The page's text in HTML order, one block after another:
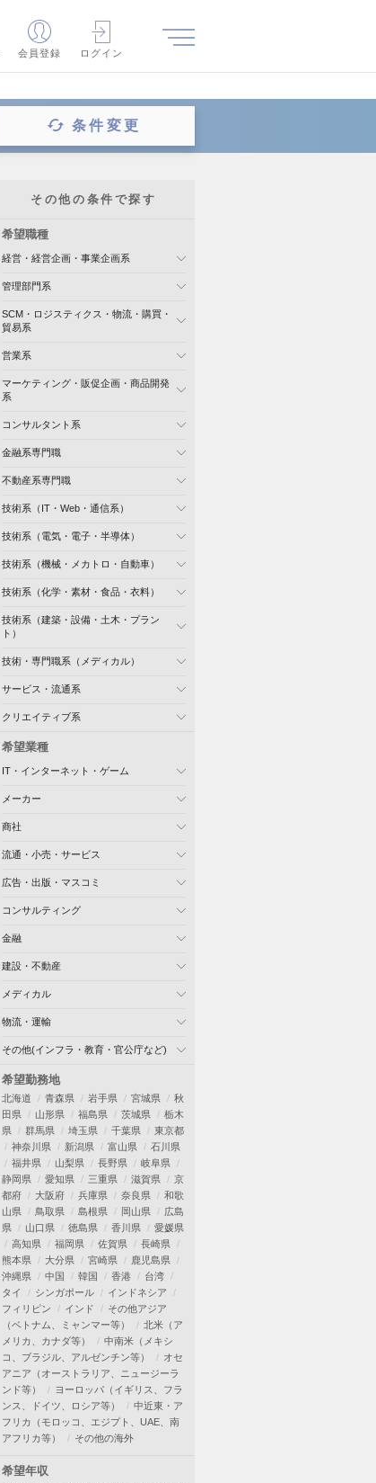
会員登録 ログイン
条件変更
その他の条件で探す
希望職種
経営・経営企画・事業企画系
管理部門系
SCM・ロジスティクス・物流・購買・
貿易系
営業系
マーケティング・販促企画・商品開発
系
コンサルタント系
金融系専門職
不動産系専門職
技術系（IT・Web・通信系）
技術系（電気・電子・半導体）
技術系（機械・メカトロ・自動車）
技術系（化学・素材・食品・衣料）
技術系（建築・設備・土木・プラン
ト）
技術・専門職系（メディカル）
サービス・流通系
クリエイティブ系
希望業種
IT・インターネット・ゲーム
メーカー
商社
流通・小売・サービス
広告・出版・マスコミ
コンサルティング
金融
建設・不動産
メディカル
物流・運輸
その他(インフラ・教育・官公庁など)
希望勤務地
北海道 青森県 岩手県 宮城県
秋
田県
山形県 福島県 茨城県
栃木
県
群馬県 埼玉県 千葉県
東京都
神奈川県
新潟県 富山県
石川県
福井県
山梨県 長野県
岐阜県
静岡県
愛知県 三重県 滋賀県
京
都府
大阪府 兵庫県 奈良県
和歌
山県
鳥取県 島根県 岡山県
広島
県
山口県 徳島県 香川県
愛媛県
高知県
福岡県 佐賀県
長崎県
熊本県
大分県 宮崎県
鹿児島県
沖縄県
中国 韓国 香港
台湾
タイ
シンガポール
インドネシア
フィリピン
インド
その他アジア
（ベトナム、ミャンマー等）
北米（ア
メリカ、カナダ等）
中南米（メキシ
コ、ブラジル、アルゼンチン等）
オセ
アニア（オーストラリア、ニュージーラ
ンド等）
ヨーロッパ（イギリス、フラ
ンス、ドイツ、ロシア等）
中近東・ア
フリカ（モロッコ、エジプト、UAE、南
アフリカ等）
その他の海外
希望年収